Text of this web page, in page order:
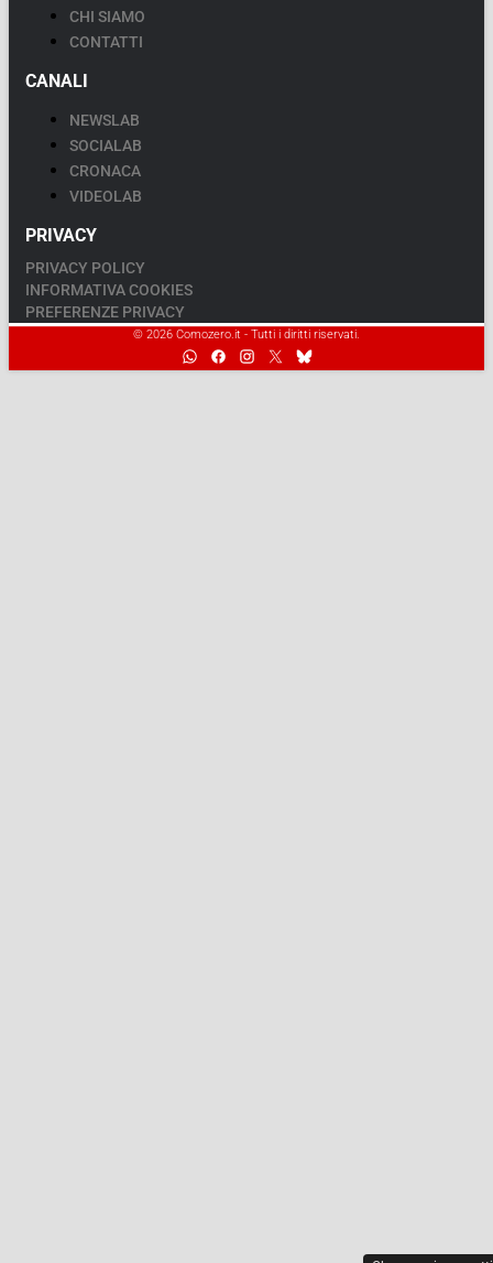
CHI SIAMO
CONTATTI
CANALI
NEWSLAB
SOCIALAB
CRONACA
VIDEOLAB
PRIVACY
PRIVACY POLICY
INFORMATIVA COOKIES
PREFERENZE PRIVACY
© 2026 Comozero.it - Tutti i diritti riservati.